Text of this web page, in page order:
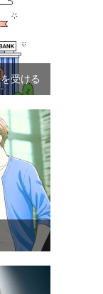
受ける